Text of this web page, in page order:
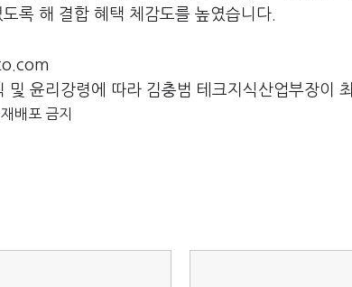
록 해 결합 혜택 체감도를 높였습니다.
및 윤리강령에 따라 김충범 테크지식산업부장이
배포 금지